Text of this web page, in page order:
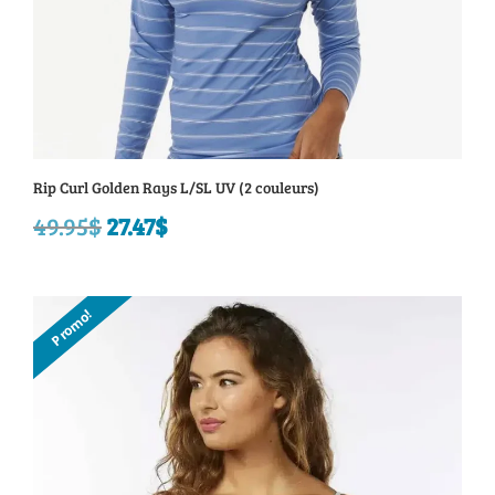
Rip Curl Golden Rays L/SL UV (2 couleurs)
49.95$Le
initial
49.95$.
27.47$
actuel
est :
27.47$.
Promo!